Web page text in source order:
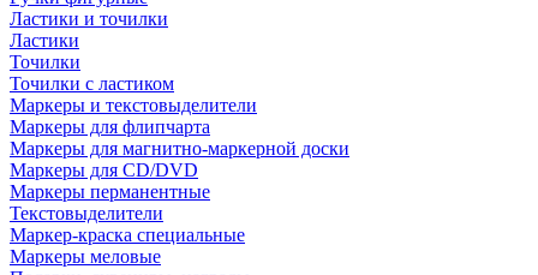
Ластики и точилки
Ластики
Точилки
Точилки с ластиком
Маркеры и текстовыделители
Маркеры для флипчарта
Маркеры для магнитно-маркерной доски
Маркеры для CD/DVD
Маркеры перманентные
Текстовыделители
Маркер-краска специальные
Маркеры меловые